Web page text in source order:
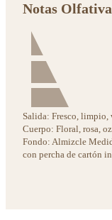
Notas
Salida: Fresco, limpio,
Cuerpo: Floral, rosa,
Fondo: Almizcle
con percha de cartón